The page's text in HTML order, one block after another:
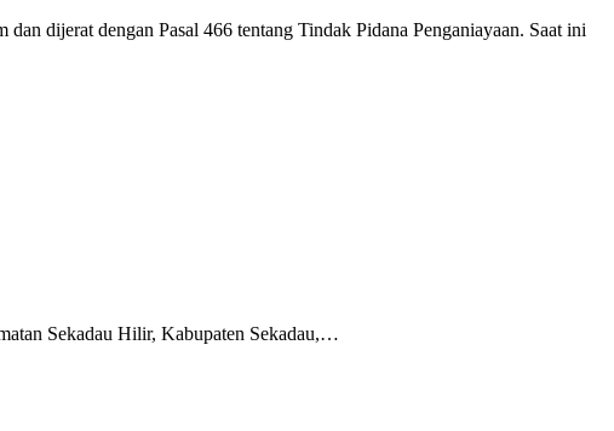
dijerat dengan Pasal 466 tentang Tindak Pidana Penganiayaan. Saat ini
Sekadau Hilir, Kabupaten Sekadau,…